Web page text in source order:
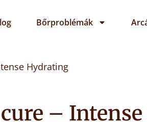
Bőrproblémák
Hydrating
–